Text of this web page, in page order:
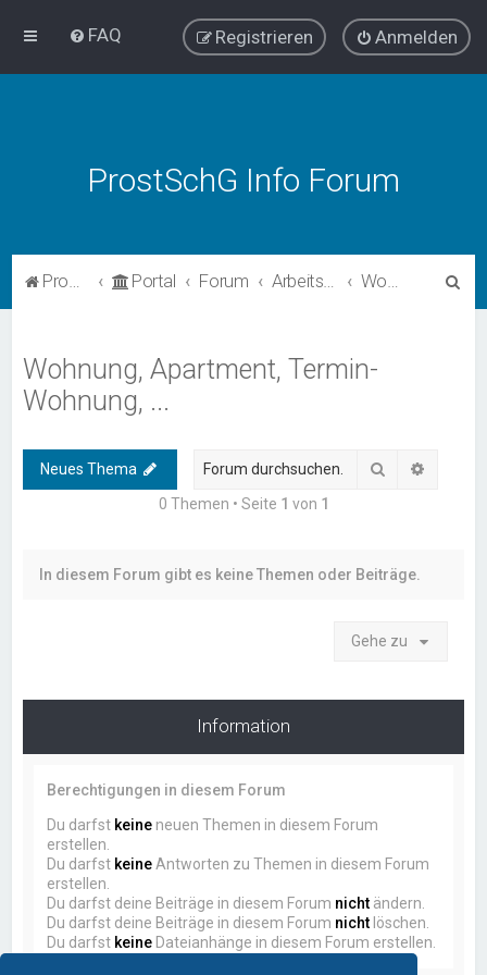
FAQ Anmelden
Registrieren
ProstSchG Info Forum
ProstSchG Portal Forum Arbeitsbereiche Wohnung, Apartment, Termin-Wohnung, ...
Wohnung, Apartment, Termin-
Wohnung, ...
Neues Thema Suche
0 Themen • Seite 1 von 1
In diesem Forum gibt es keine Themen oder Beiträge.
Gehe zu
Information
Berechtigungen in diesem Forum
Du darfst keine neuen Themen in diesem Forum
erstellen.
Du darfst keine Antworten zu Themen in diesem Forum
erstellen.
Du darfst deine Beiträge in diesem Forum nicht ändern.
Du darfst deine Beiträge in diesem Forum nicht löschen.
Du darfst keine Dateianhänge in diesem Forum erstellen.